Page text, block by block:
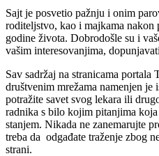
Sajt je posvetio pažnju i onim
roditeljstvo, kao i majkama nakon
godine života. Dobrodošle su i
vašim interesovanjima,
Sav sadržaj na stranicama
društvenim mrežama namenjen
potražite savet svog lekara ili
radnika s bilo kojim pitanjima
stanjem. Nikada ne zanemarujte
treba da odgađate traženje zbog
strani.